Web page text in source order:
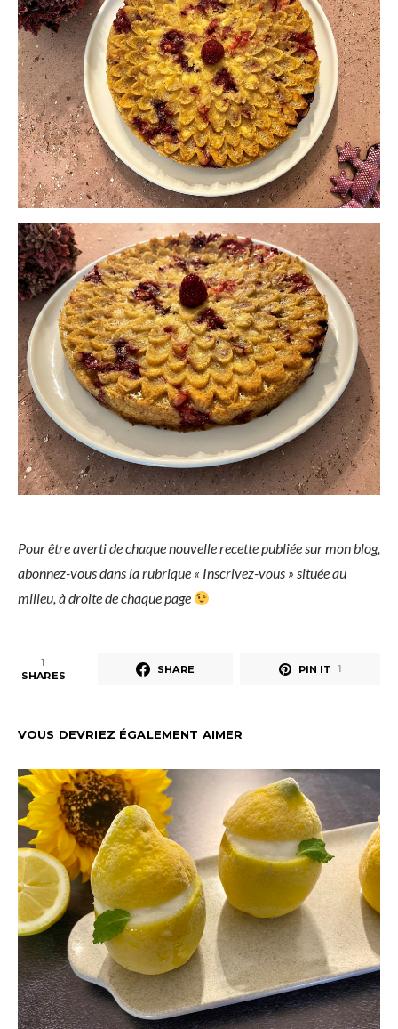
Pour être averti de chaque nouvelle recette publiée sur mon blog,
abonnez-vous dans la rubrique « Inscrivez-vous » située au
milieu, à droite de chaque page
1
SHARES SHARE PIN IT 1
VOUS DEVRIEZ ÉGALEMENT AIMER